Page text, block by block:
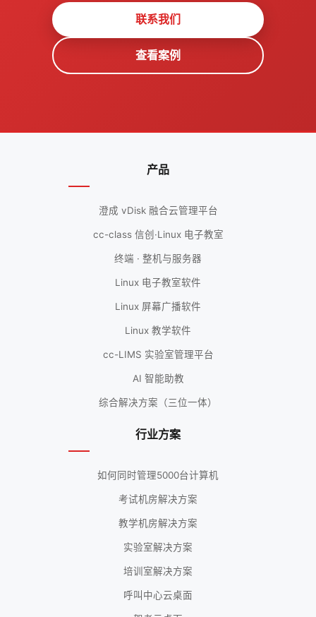
联系我们
查看案例
产品
澄成 vDisk 融合云管理平台
cc-class 信创·Linux 电子教室
终端 · 整机与服务器
Linux 电子教室软件
Linux 屏幕广播软件
Linux 教学软件
cc-LIMS 实验室管理平台
AI 智能助教
综合解决方案（三位一体）
行业方案
如何同时管理5000台计算机
考试机房解决方案
教学机房解决方案
实验室解决方案
培训室解决方案
呼叫中心云桌面